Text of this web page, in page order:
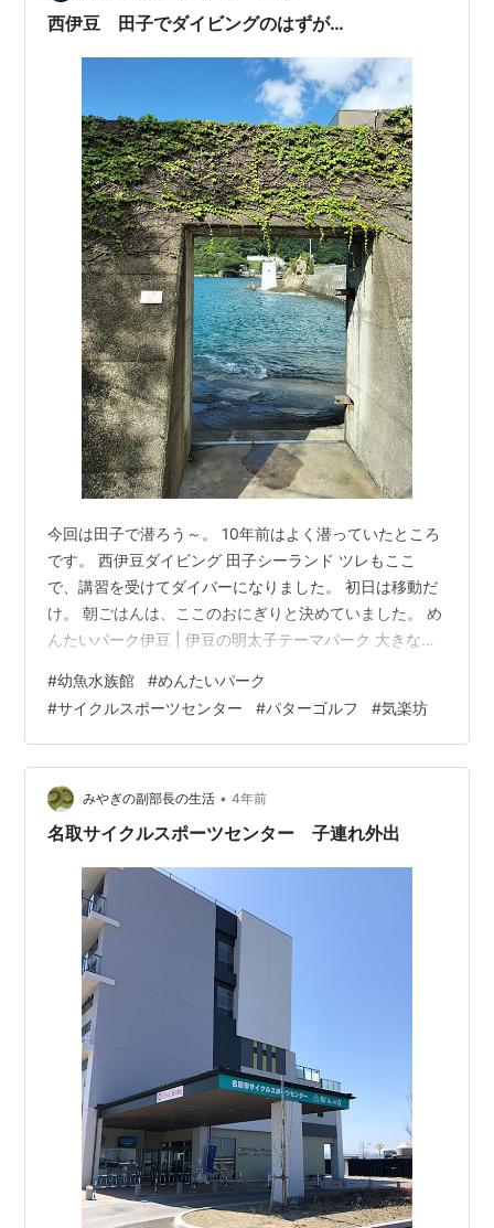
方だと人がいなかったですね。 すっかり日が暮れてまし
西伊豆 田子でダイビングのはずが…
今回は田子で潜ろう～。 10年前はよく潜っていたところ
です。 西伊豆ダイビング 田子シーランド ツレもここ
で、講習を受けてダイバーになりました。 初日は移動だ
け。 朝ごはんは、ここのおにぎりと決めていました。 め
んたいパーク伊豆 | 伊豆の明太子テーマパーク 大きな、
く、５個はかるくいけると思うんです。 おにぎり大好
き。 そのあとは、サイクルスポーツセンターでパターゴ
ルフ。 天然芝で18ホールです。 暑い日でした。 そのせ
いか、誰もいません。 芝がけっこう伸びているので、コ
ースの外に出てしまうと見失うこともあるほど。 またツ
レに負けた… 自…
#幼魚水族館 #めんたいパーク
#サイクルスポーツセンター #パターゴルフ #気楽坊
みやぎの副部長の生活 • 4年前
名取サイクルスポーツセンター 子連れ外出